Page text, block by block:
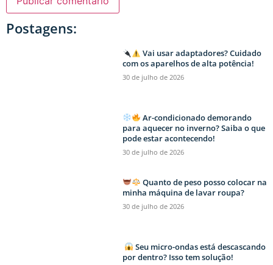
Postagens:
Vai usar adaptadores? Cuidado
com os aparelhos de alta potência!
30 de julho de 2026
Ar-condicionado demorando
para aquecer no inverno? Saiba o que
pode estar acontecendo!
30 de julho de 2026
Quanto de peso posso colocar na
minha máquina de lavar roupa?
30 de julho de 2026
Seu micro-ondas está descascando
por dentro? Isso tem solução!